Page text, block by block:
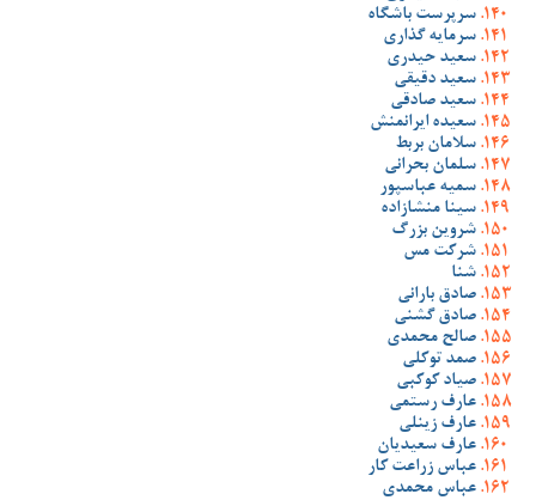
سرپرست باشگاه
سرمایه گذاری
سعید حیدری
سعید دقیقی
سعید صادقی
سعیده ایرانمنش
سلامان بربط
سلمان بحرانی
سمیه عباسپور
سینا منشازاده
شروین بزرگ
شرکت مس
شنا
صادق بارانی
صادق گشنی
صالح محمدی
صمد توکلی
صیاد کوکبی
عارف رستمی
عارف زینلی
عارف سعیدیان
عباس زراعت کار
عباس محمدی